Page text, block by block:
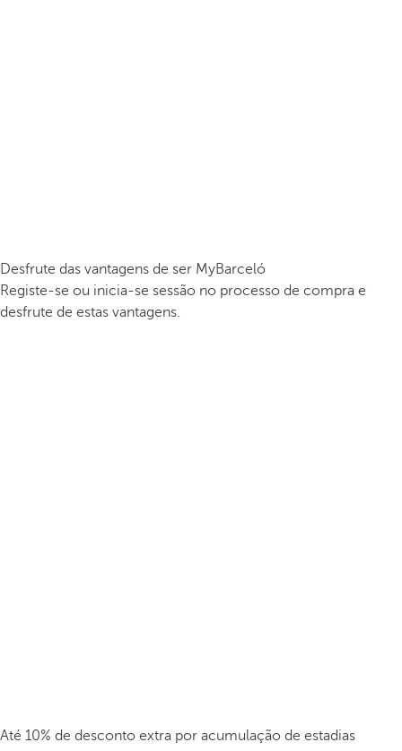
Desfrute das vantagens de ser MyBarceló
Registe-se ou inicia-se sessão no processo de compra e
desfrute de estas vantagens.
Até 10% de desconto extra por acumulação de estadias